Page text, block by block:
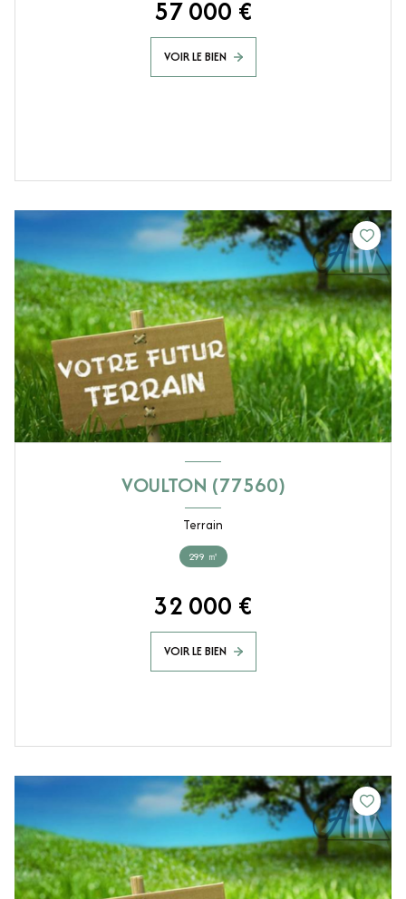
57 000 €
VOIR LE BIEN
VOULTON (77560)
Terrain
299 ㎡
32 000 €
VOIR LE BIEN